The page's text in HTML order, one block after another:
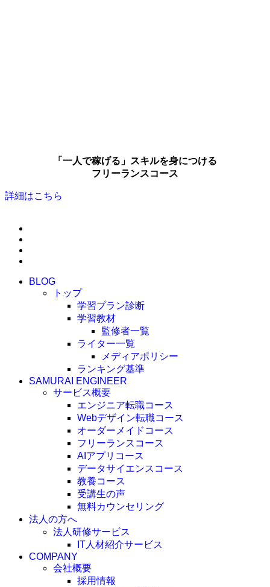
「一人で稼げる」スキルを身につける
フリーランスコース
詳細はこちら
BLOG
トップ
学習プラン診断
学習教材
監修者一覧
ライター一覧
メディアポリシー
ランキング基準
SAMURAI ENGINEER
サービス概要
エンジニア転職コース
Webデザイン転職コース
オーダーメイドコース
フリーランスコース
AIアプリコース
データサイエンスコース
教養コース
受講生の声
無料カウンセリング
法人の方へ
法人研修サービス
IT人材紹介サービス
COMPANY
会社概要
採用情報